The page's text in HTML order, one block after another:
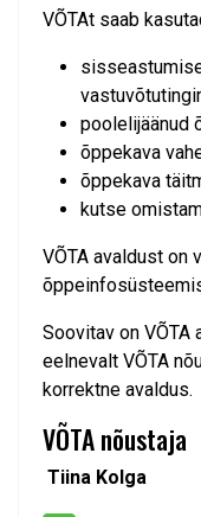
VÕTAt saab
poolelijäänud
õppekava
õppekava
kutse
VÕTA avaldust on
Soovitav on
eelnevalt VÕTA
korrektne avaldus.
VÕTA nõustaja
Tiina Kolga